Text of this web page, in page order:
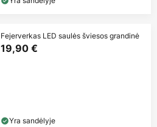
Fejerverkas LED saulės šviesos grandinė
19,90 €
Yra sandėlyje